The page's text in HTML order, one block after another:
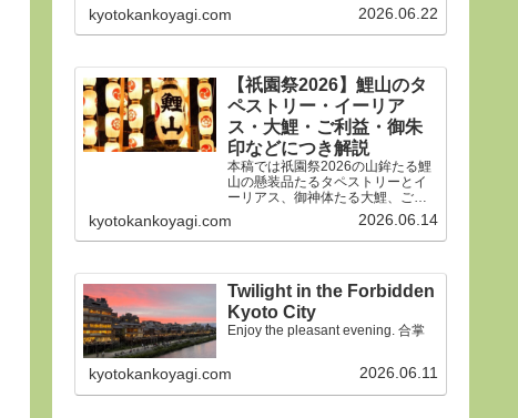
kyotokankoyagi.com 2026.06.22
【祇園祭2026】鯉山のタ
ペストリー・イーリア
ス・大鯉・ご利益・御朱
印などにつき解説
本稿では祇園祭2026の山鉾たる鯉
山の懸装品たるタペストリーとイ
ーリアス、御神体たる大鯉、ご利
益、御朱印などにつき詳細に解説
申しあげます。合掌
kyotokankoyagi.com 2026.06.14
Twilight in the Forbidden
Kyoto City
Enjoy the pleasant evening. 合掌
kyotokankoyagi.com 2026.06.11